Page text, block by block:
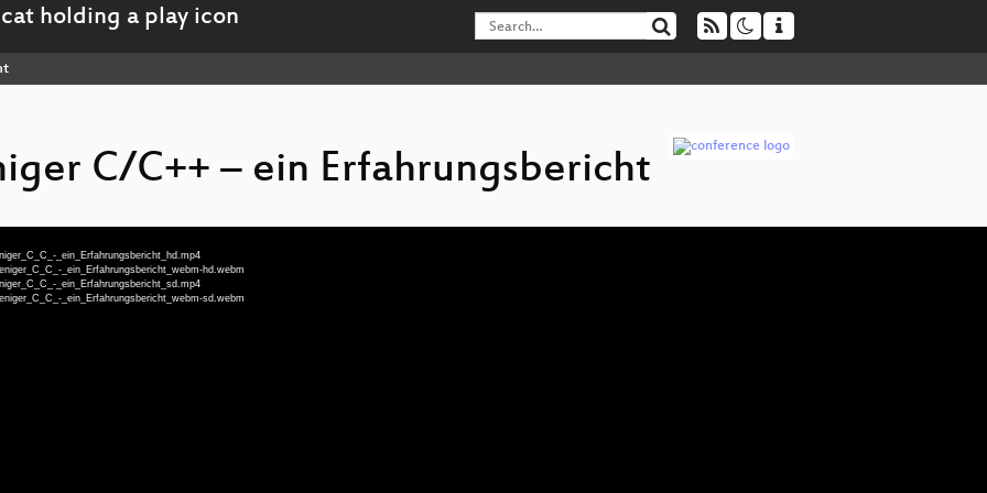
C/C++ – ein Erfahrungsbericht
_ein_Erfahrungsbericht_hd.mp4
_ein_Erfahrungsbericht_webm-hd.webm
_ein_Erfahrungsbericht_sd.mp4
_ein_Erfahrungsbericht_webm-sd.webm